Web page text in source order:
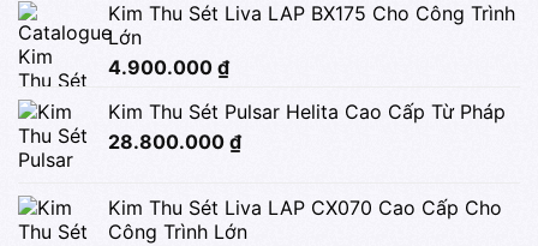
Kim Thu Sét Liva LAP BX175 Cho Công Trình
Lớn
4.900.000 ₫
Kim Thu Sét Pulsar Helita Cao Cấp Từ Pháp
28.800.000 ₫
Kim Thu Sét Liva LAP CX070 Cao Cấp Cho
Công Trình Lớn